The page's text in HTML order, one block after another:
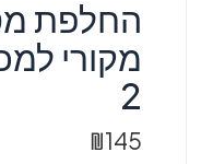
2
₪145